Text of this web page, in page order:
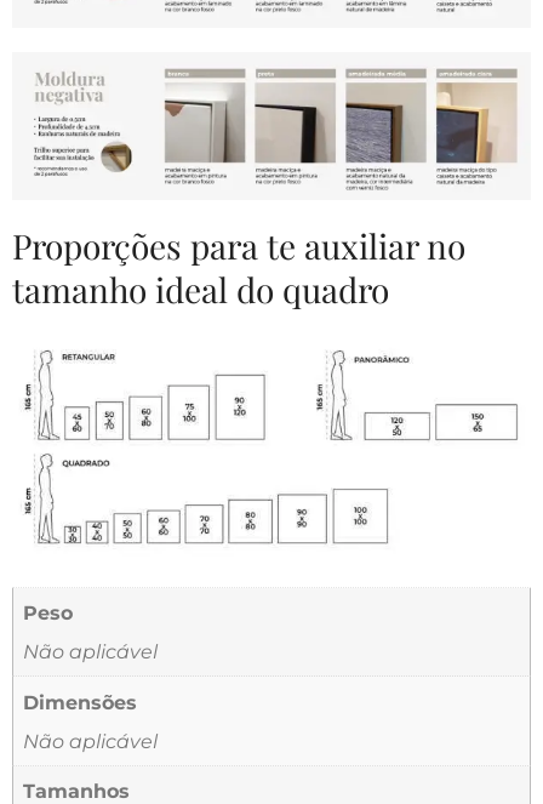
Proporções para te auxiliar no
tamanho ideal do quadro
Peso
Não aplicável
Dimensões
Não aplicável
Tamanhos